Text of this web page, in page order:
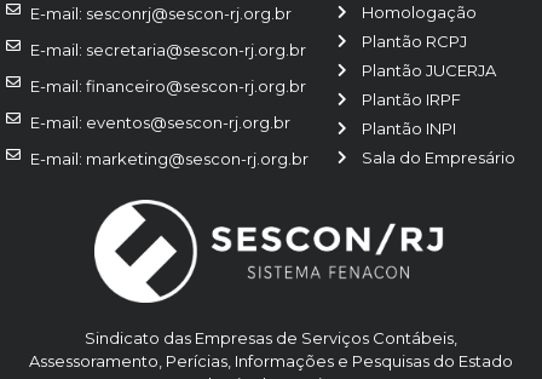
Sindicato das Empresas de Serviços Contábeis,
Assessoramento, Perícias, Informações e Pesquisas do Estado
Homologação
Plantão RCPJ
Plantão JUCERJA
Plantão IRPF
Plantão INPI
Sala do Empresário
E-mail: sesconrj@sescon-rj.org.br
E-mail: secretaria@sescon-rj.org.br
E-mail: financeiro@sescon-rj.org.br
E-mail: eventos@sescon-rj.org.br
E-mail: marketing@sescon-rj.org.br